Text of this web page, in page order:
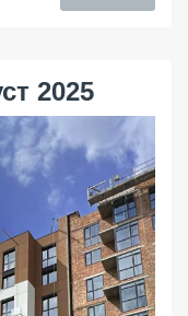
2025